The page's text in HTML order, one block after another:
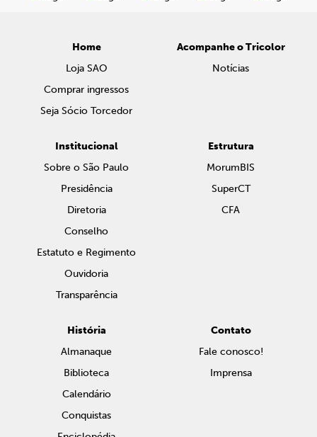
Home
Loja SAO
Comprar ingressos
Seja Sócio Torcedor
Acompanhe o Tricolor
Notícias
Institucional
Sobre o São Paulo
Presidência
Diretoria
Conselho
Estatuto e Regimento
Ouvidoria
Transparência
Estrutura
MorumBIS
SuperCT
CFA
História
Almanaque
Biblioteca
Calendário
Conquistas
Contato
Fale conosco!
Imprensa